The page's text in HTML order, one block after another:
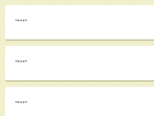
"***"
"***"
"***"